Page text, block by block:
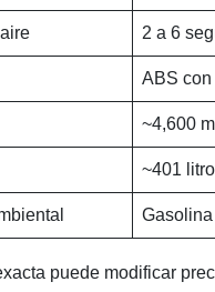
2 a 6
ABS con
~4,600
~401
Gasolina
puede modificar